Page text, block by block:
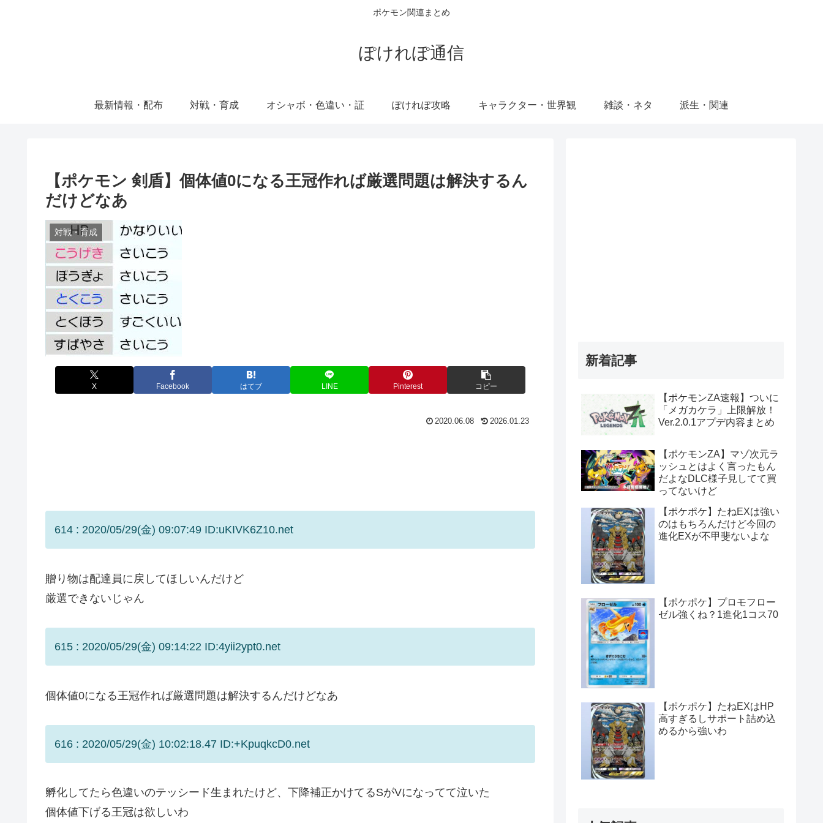
ポケモン関連まとめ
ぽけれぽ通信
最新情報・配布 対戦・育成 オシャボ・色違い・証 ぽけれぽ攻略 キャラクター・世界観 雑談・ネタ 派生・関連
【ポケモン 剣盾】個体値0になる王冠作れば厳選問題は解決するん
だけどなあ
対戦・育成
X Facebook はてブ LINE Pinterest コピー
2020.06.08 2026.01.23
614 : 2020/05/29(金) 09:07:49 ID:uKIVK6Z10.net
贈り物は配達員に戻してほしいんだけど
厳選できないじゃん
615 : 2020/05/29(金) 09:14:22 ID:4yii2ypt0.net
個体値0になる王冠作れば厳選問題は解決するんだけどなあ
616 : 2020/05/29(金) 10:02:18.47 ID:+KpuqkcD0.net
孵化してたら色違いのテッシード生まれたけど、下降補正かけてるSがVになってて泣いた
個体値下げる王冠は欲しいわ
新着記事
【ポケモンZA速報】ついに
「メガカケラ」上限解放！
Ver.2.0.1アプデ内容まとめ
【ポケモンZA】マゾ次元ラ
ッシュとはよく言ったもん
だよなDLC様子見してて買
ってないけど
【ポケポケ】たねEXは強い
のはもちろんだけど今回の
進化EXが不甲斐ないよな
【ポケポケ】プロモフロー
ゼル強くね？1進化1コス70
【ポケポケ】たねEXはHP
高すぎるしサポート詰め込
めるから強いわ